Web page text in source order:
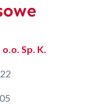
Sp. K.